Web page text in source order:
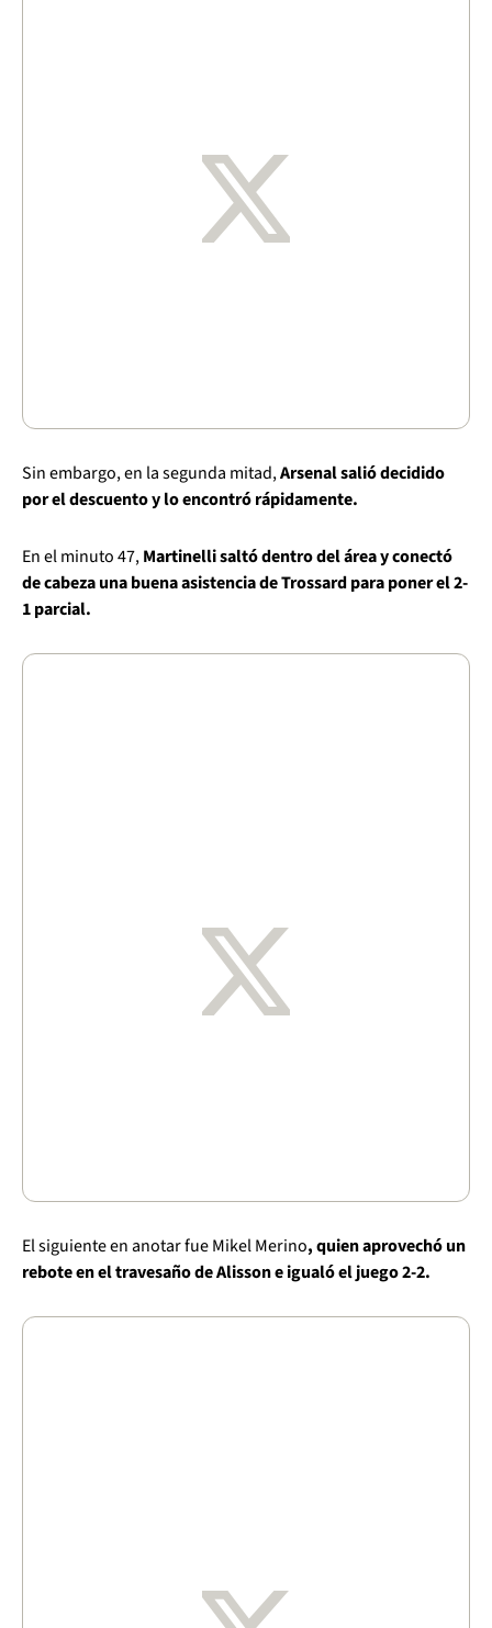
Sin embargo, en la segunda mitad,Arsenal salió decidido
por el descuento y lo encontró rápidamente.
En el minuto 47,Martinelli saltó dentro del área y conectó
de cabeza una buena asistencia de Trossard para poner el 2-
1 parcial.
El siguiente en anotar fue Mikel Merino, quien aprovechó un
rebote en el travesaño de Alisson e igualó el juego 2-2.